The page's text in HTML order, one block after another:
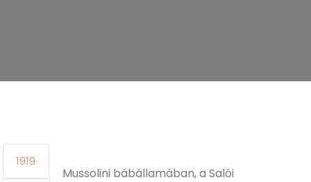
1919
Mussolini bábállamában, a Salói